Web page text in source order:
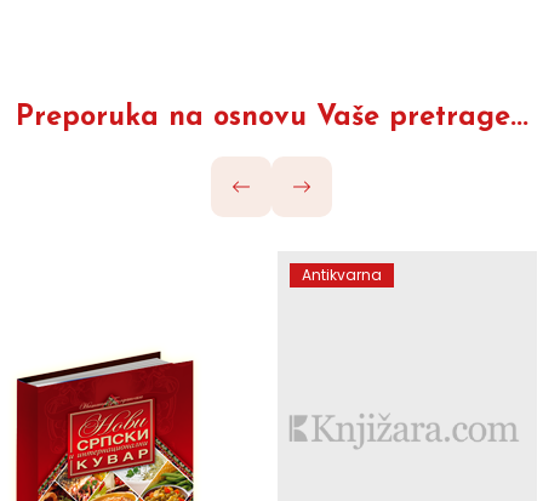
Preporuka na osnovu Vaše pretrage...
Antikvarna